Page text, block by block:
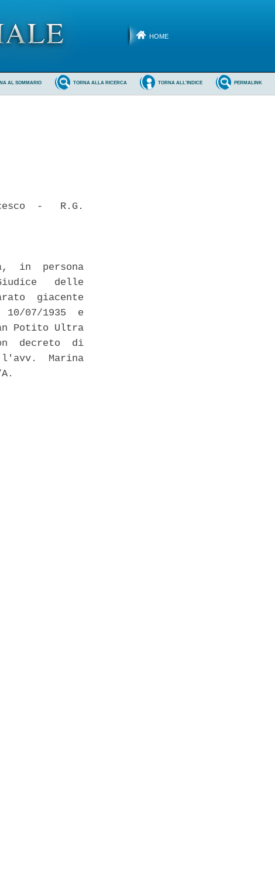
HOME
PERMALINK
TORNA ALL'INDICE
TORNA ALLA RICERCA
AL SOMMARIO
-   R.G.
in  persona
delle
giacente
07/1935  e
Potito Ultra
decreto  di
l'avv.  Marina